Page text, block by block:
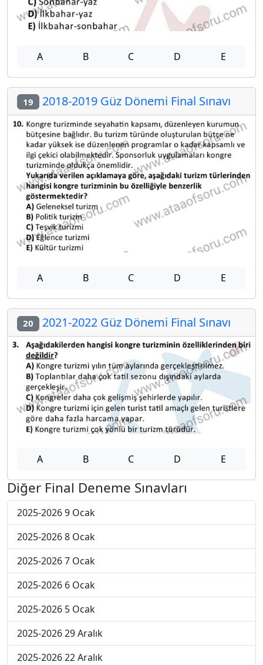
A B C D E
19 2018-2019 Güz Dönemi Final Sınavı
A B C D E
20 2021-2022 Güz Dönemi Final Sınavı
A B C D E
Diğer Final Deneme Sınavları
2025-2026 9 Ocak
2025-2026 8 Ocak
2025-2026 7 Ocak
2025-2026 6 Ocak
2025-2026 5 Ocak
2025-2026 29 Aralık
2025-2026 22 Aralık